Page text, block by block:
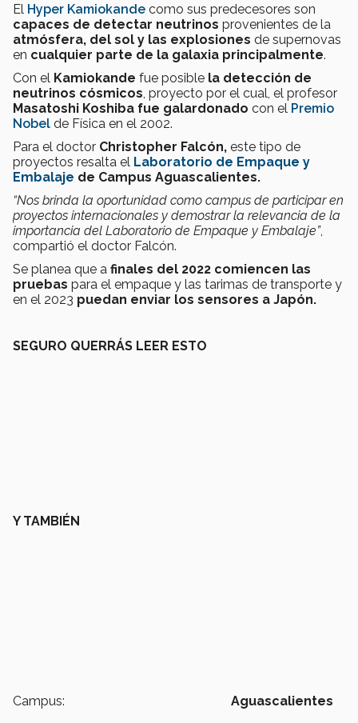
El Hyper Kamiokande como sus predecesores son
capaces de detectar neutrinos provenientes de la
atmósfera, del sol y las explosiones de supernovas
en cualquier parte de la galaxia principalmente.
Con el Kamiokande fue posible la detección de
neutrinos cósmicos , proyecto por el cual, el profesor
Masatoshi Koshiba fue galardonado con el Premio
Nobel de Física en el 2002.
Para el doctor Christopher Falcón, este tipo de
proyectos resalta el Laboratorio de Empaque y
Embalaje de Campus Aguascalientes.
“Nos brinda la oportunidad como campus de participar en
proyectos internacionales y demostrar la relevancia de la
importancia del Laboratorio de Empaque y Embalaje”,
compartió el doctor Falcón.
Se planea que a finales del 2022 comiencen las
pruebas para el empaque y las tarimas de transporte y
en el 2023 puedan enviar los sensores a Japón.
SEGURO QUERRÁS LEER ESTO
Y TAMBIÉN
Campus: Aguascalientes